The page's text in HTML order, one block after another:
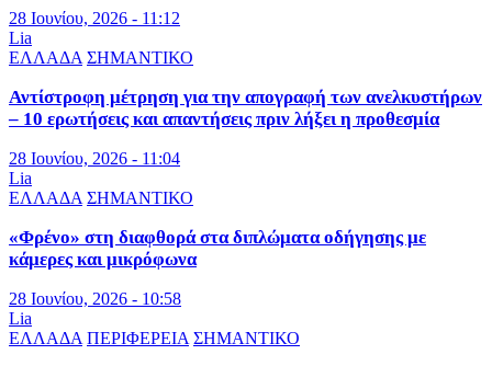
28 Ιουνίου, 2026 - 11:12
Lia
ΕΛΛΑΔΑ ΣΗΜΑΝΤΙΚΟ
Αντίστροφη μέτρηση για την απογραφή των ανελκυστήρων
– 10 ερωτήσεις και απαντήσεις πριν λήξει η προθεσμία
28 Ιουνίου, 2026 - 11:04
Lia
ΕΛΛΑΔΑ ΣΗΜΑΝΤΙΚΟ
«Φρένο» στη διαφθορά στα διπλώματα οδήγησης με
κάμερες και μικρόφωνα
28 Ιουνίου, 2026 - 10:58
Lia
ΕΛΛΑΔΑ ΠΕΡΙΦΕΡΕΙΑ ΣΗΜΑΝΤΙΚΟ